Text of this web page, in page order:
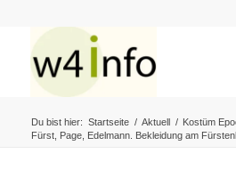
Du bist hier: Startseite / Aktuell / Kostüm
Fürst, Page, Edelmann. Bekleidung am